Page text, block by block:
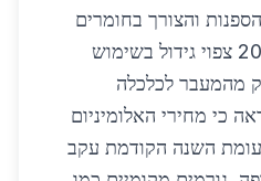
והצורך בחומרים
עמידים יותר. בשנת 2026 צפוי גידול בשימוש
מהמעבר לכלכלה
כי מחירי האלומיניום
אחוזים לעומת השנה הקודמת עקב